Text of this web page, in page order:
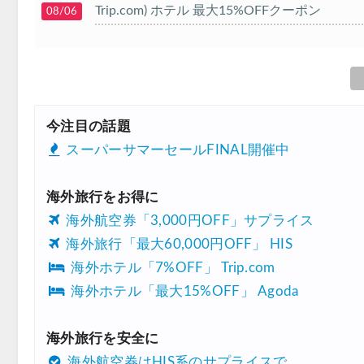
08/06 Trip.com) ホテル 最大15%OFFクーポン
楽天トラベル) 海外ツアー 最大20,000円OFF
HIS) 航空券/航空券+ホテル 最大30,000円CB
08/01 Trip.com) 海外ホテル2%OFFクーポン TRIP1
08/01 Trip.com) 海外航空券1%OFFクーポン TRIP2
07/27 Trip.com) タイ旅行 最大50%OFFセール
07/30 Trip.com) ホテル 1,500円OFFクーポン
07/30 楽天トラベル) 海外ツアー 最大10,000円OFFク
今注目の話題
スーパーサマーセールFINAL開催中
海外旅行をお得に
海外航空券「3,000円OFF」サプライス
海外旅行「最大60,000円OFF」 HIS
海外ホテル「7%OFF」 Trip.com
海外ホテル「最大15%OFF」 Agoda
海外旅行を安全に